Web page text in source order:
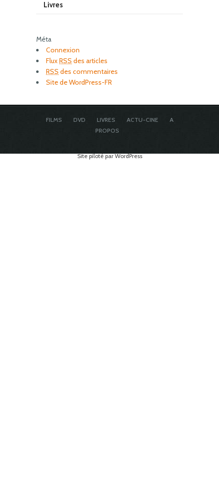
Livres
Méta
Connexion
FluxRSS des articles
RSS des commentaires
Site de WordPress-FR
FILMS DVD LIVRES ACTU-CINE
A
PROPOS
Site piloté par WordPress